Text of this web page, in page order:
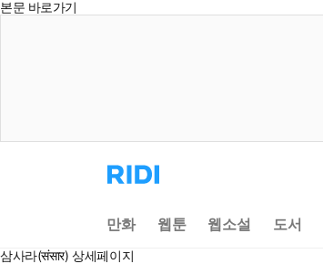
본문 바로가기
리
디
으
로
동
만화 웹툰 웹소설 도서
삼사라(संसार) 상세페이지